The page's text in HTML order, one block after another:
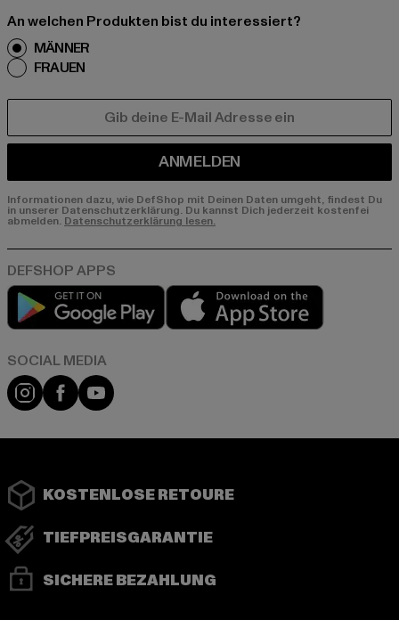
An welchen Produkten bist du interessiert?
MÄNNER
FRAUEN
ANMELDEN
Informationen dazu, wie DefShop mit Deinen Daten umgeht, findest Du
in unserer Datenschutzerklärung. Du kannst Dich jederzeit kostenfei
abmelden. Datenschutzerklärung lesen.
Play market
Instagram
FacebookYouTube
KOSTENLOSE RETOURE
TIEFPREISGARANTIE
SICHERE BEZAHLUNG